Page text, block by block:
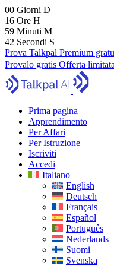
00 Giorni D
16 Ore H
59 Minuti M
41 Secondi S
Prova Talkpal Premium
Provalo gratis Offerta
Prima pagina
Apprendimento
Per Affari
Per Istruzione
Iscriviti
Accedi
Italiano
English
Deutsch
Français
Español
Português
Nederlands
Suomi
Svenska